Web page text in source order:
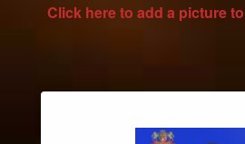
Click here to add a picture